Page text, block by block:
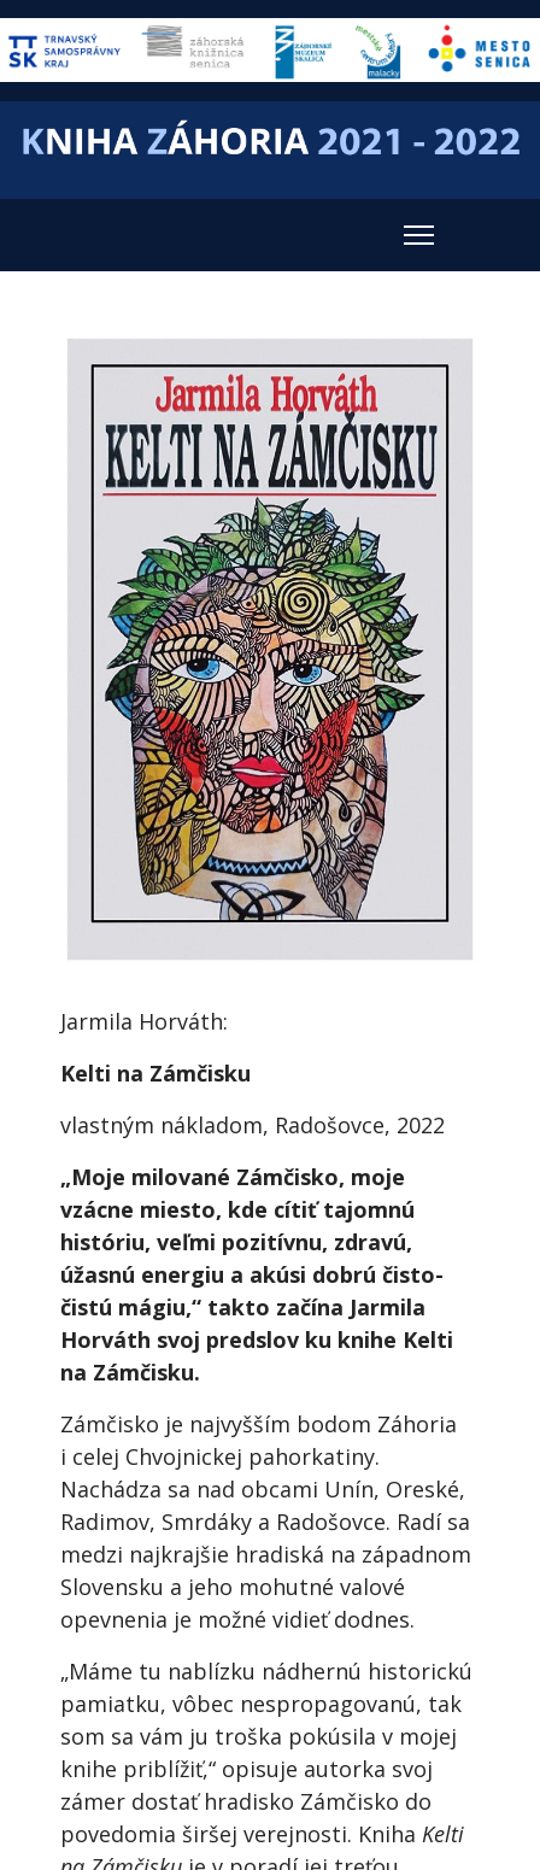
Jarmila Horváth:
Kelti na Zámčisku
vlastným nákladom, Radošovce, 2022
„Moje milované Zámčisko, moje
vzácne miesto, kde cítiť tajomnú
históriu, veľmi pozitívnu, zdravú,
úžasnú energiu a akúsi dobrú čisto-
čistú mágiu,“ takto začína Jarmila
Horváth svoj predslov ku knihe Kelti
na Zámčisku.
Zámčisko je najvyšším bodom Záhoria
i celej Chvojnickej pahorkatiny.
Nachádza sa nad obcami Unín, Oreské,
Radimov, Smrdáky a Radošovce. Radí sa
medzi najkrajšie hradiská na západnom
Slovensku a jeho mohutné valové
opevnenia je možné vidieť dodnes.
„Máme tu nablízku nádhernú historickú
pamiatku, vôbec nespropagovanú, tak
som sa vám ju troška pokúsila v mojej
knihe priblížiť,“ opisuje autorka svoj
zámer dostať hradisko Zámčisko do
povedomia širšej verejnosti. Kniha Kelti